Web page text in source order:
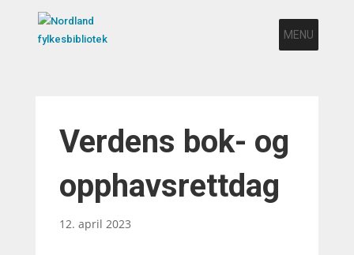
MENU
Verdens bok- og
opphavsrettdag
12. april 2023